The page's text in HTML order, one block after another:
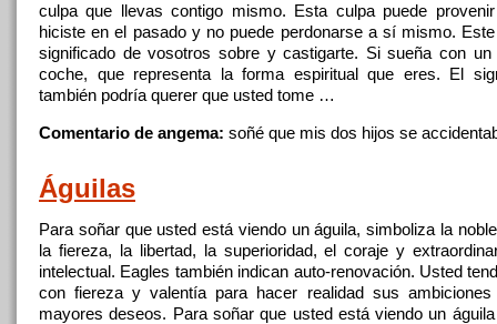
culpaque llevas contigo mismo. Esta culpa puede
hiciste enel pasado y no puede perdonarse así mismo.
significado de vosotros sobre y castigarte. Si sueña con un
coche, querepresenta la forma espiritualque eres. El
también podría querer que usted tome …
Comentario de angema: soñé que mis dos hijos se
Águilas
Para soñar queusted está viendo un águila, simboliza la
la fiereza, la libertad, la superioridad,el coraje y
intelectual. Eagles también indican auto-renovación. Usted
con fiereza y valentía para hacer realidad sus
mayores deseos. Para soñar que usted está viendo un